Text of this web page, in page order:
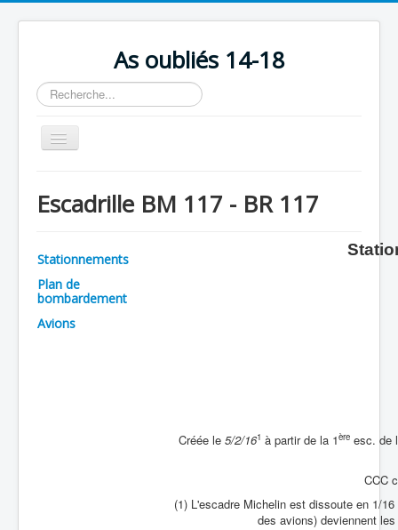
As oubliés 14-18
Rechercher
Basculer
la
Chronologie
Avions
Personnels
Escadrille BM 117 - BR 117
Stationnements
Plan de
bombardement
Avions
Créée le 5/2/161 à partir de la 1èreesc. de
CCC
(1) L'escadre Michelin est dissoute en 1/
des avions) deviennent